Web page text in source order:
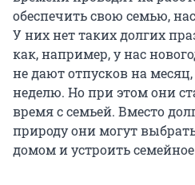
обеспечить свою семью,
У них нет таких долгих
как, например, у нас
не дают отпусков на
неделю. Но при этом они
время с семьей. Вместо
природу они могут
домом и устроить